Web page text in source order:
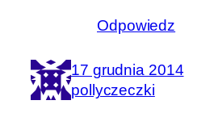
Odpowiedz
17 grudnia 2014
pollyczeczki